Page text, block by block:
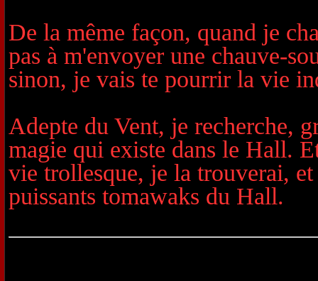
De la même façon, quand je
pas à m'envoyer une chauve-
sinon, je vais te pourrir la vie
Adepte du Vent, je recherche,
magie qui existe dans le Hall.
vie trollesque, je la trouverai,
puissants tomawaks du Hall.